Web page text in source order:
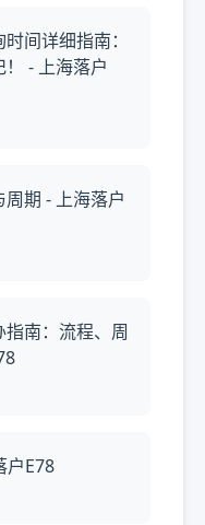
间详细指南：
- 上海落户
期 - 上海落户
南：流程、周
户E78